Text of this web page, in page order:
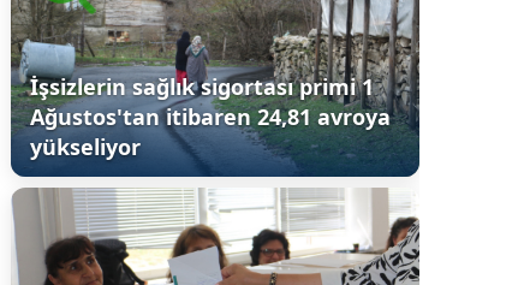
İşsizlerin sağlık sigortası primi 1
Ağustos'tan itibaren 24,81 avroya
yükseliyor